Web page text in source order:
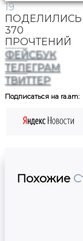
19
ПОДЕЛИЛИСЬ
370
ПРОЧТЕНИЙ
ФЕЙСБУК
ТЕЛЕГРАМ
ТВИТТЕР
Подписаться на ra.am:
Похожие